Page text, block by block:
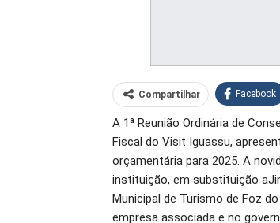
Compartilhar Facebook
O email
A 1ª Reunião Ordinária de
Fiscal do Visit Iguassu,
orçamentária para 2025. A
instituição, em substituição
Municipal de Turismo de Foz
empresa associada e no